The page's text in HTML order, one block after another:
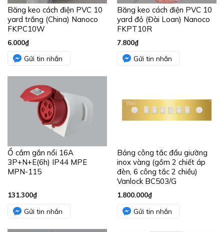
Băng keo cách điện PVC 10
yard trắng (China) Nanoco
FKPC10W
6.000₫
Gửi tin nhắn
Băng keo cách điện PVC 10
yard đỏ (Đài Loan) Nanoco
FKPT10R
7.800₫
Gửi tin nhắn
Ổ cắm gắn nổi 16A
3P+N+E(6h) IP44 MPE
MPN-115
131.300₫
Gửi tin nhắn
Bảng công tắc đầu giường
inox vàng (gồm 2 chiết áp
đèn, 6 công tắc 2 chiều)
Vanlock BC503/G
1.800.000₫
Gửi tin nhắn